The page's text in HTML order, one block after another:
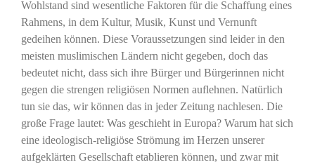
Wohlstand sind wesentliche Faktoren für die Schaffung eines
Rahmens, in dem Kultur, Musik, Kunst und Vernunft
gedeihen können. Diese Voraussetzungen sind leider in den
meisten muslimischen Ländern nicht gegeben, doch das
bedeutet nicht, dass sich ihre Bürger und Bürgerinnen nicht
gegen die strengen religiösen Normen auflehnen. Natürlich
tun sie das, wir können das in jeder Zeitung nachlesen. Die
große Frage lautet: Was geschieht in Europa? Warum hat sich
eine ideologisch-religiöse Strömung im Herzen unserer
aufgeklärten Gesellschaft etablieren können, und zwar mit